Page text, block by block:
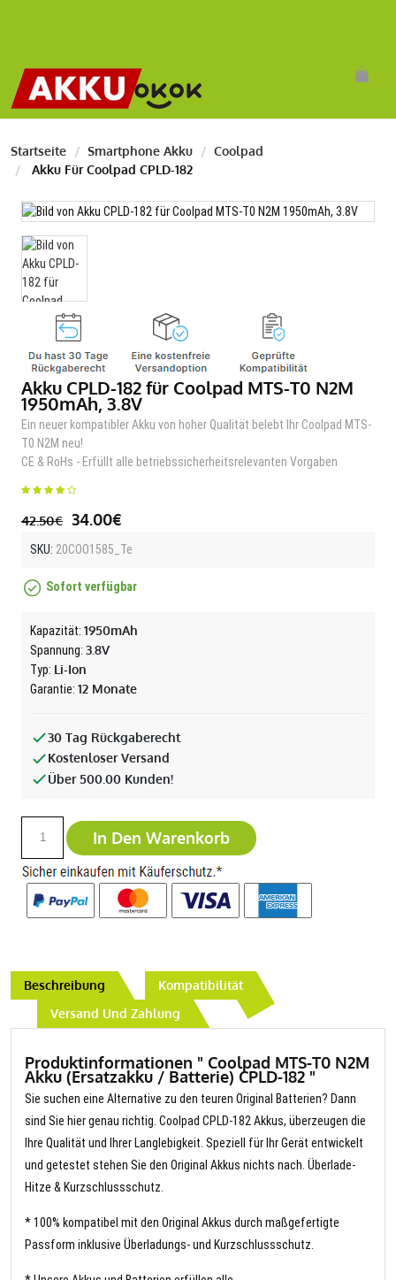
Startseite Smartphone Akku
Coolpad
Akku Für Coolpad CPLD-182
Akku CPLD-182 für Coolpad MTS-T0 N2M
1950mAh, 3.8V
Ein neuer kompatibler Akku von hoher Qualität belebt Ihr Coolpad MTS-
T0 N2M neu!
CE & RoHs - Erfüllt alle betriebssicherheitsrelevanten Vorgaben
42.50€ 34.00€
SKU: 20COO1585_Te
Sofort verfügbar
Kapazität: 1950mAh
Spannung: 3.8V
Typ: Li-Ion
Garantie: 12 Monate
30 Tag Rückgaberecht
Kostenloser Versand
Über 500.00 Kunden!
In Den Warenkorb
Beschreibung
Kompatibilität
Versand Und Zahlung
Produktinformationen " Coolpad MTS-T0 N2M
Akku (Ersatzakku / Batterie) CPLD-182 "
Sie suchen eine Alternative zu den teuren Original Batterien? Dann
sind Sie hier genau richtig. Coolpad CPLD-182 Akkus, überzeugen die
Ihre Qualität und Ihrer Langlebigkeit. Speziell für Ihr Gerät entwickelt
und getestet stehen Sie den Original Akkus nichts nach. Überlade-
Hitze & Kurzschlussschutz.
* 100% kompatibel mit den Original Akkus durch maßgefertigte
Passform inklusive Überladungs- und Kurzschlussschutz.